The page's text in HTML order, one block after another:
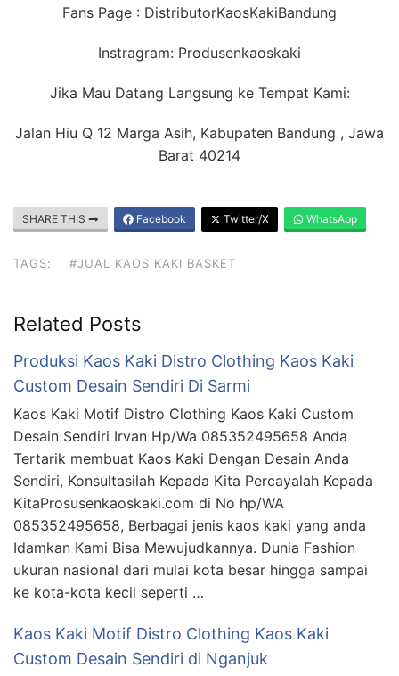
Fans Page : DistributorKaosKakiBandung
Instragram: Produsenkaoskaki
Jika Mau Datang Langsung ke Tempat Kami:
Jalan Hiu Q 12 Marga Asih, Kabupaten Bandung , Jawa
Barat 40214
SHARE THIS Facebook Twitter/X WhatsApp
TAGS: #JUAL KAOS KAKI BASKET
Related Posts
Produksi Kaos Kaki Distro Clothing Kaos Kaki
Custom Desain Sendiri Di Sarmi
Kaos Kaki Motif Distro Clothing Kaos Kaki Custom
Desain Sendiri Irvan Hp/Wa 085352495658 Anda
Tertarik membuat Kaos Kaki Dengan Desain Anda
Sendiri, Konsultasilah Kepada Kita Percayalah Kepada
KitaProsusenkaoskaki.com di No hp/WA
085352495658, Berbagai jenis kaos kaki yang anda
Idamkan Kami Bisa Mewujudkannya. Dunia Fashion
ukuran nasional dari mulai kota besar hingga sampai
ke kota-kota kecil seperti …
Kaos Kaki Motif Distro Clothing Kaos Kaki
Custom Desain Sendiri di Nganjuk